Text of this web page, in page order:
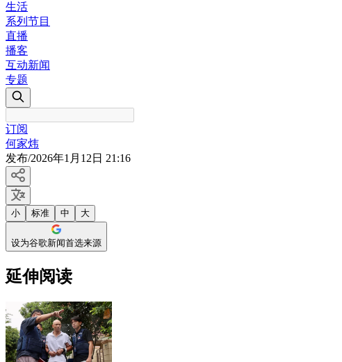
生活
系列节目
直播
播客
互动新闻
专题
订阅
何家炜
发布/2026年1月12日 21:16
小 标准 中 大
设为谷歌新闻首选来源
延伸阅读